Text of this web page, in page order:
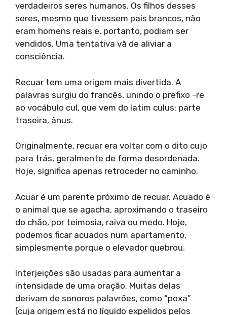
verdadeiros seres humanos. Os filhos desses
seres, mesmo que tivessem pais brancos, não
eram homens reais e, portanto, podiam ser
vendidos. Uma tentativa vã de aliviar a
consciência.
Recuar tem uma origem mais divertida. A
palavras surgiu do francês, unindo o prefixo -re
ao vocábulo cul, que vem do latim culus: parte
traseira, ânus.
Originalmente, recuar era voltar com o dito cujo
para trás, geralmente de forma desordenada.
Hoje, significa apenas retroceder no caminho.
Acuar é um parente próximo de recuar. Acuado é
o animal que se agacha, aproximando o traseiro
do chão, por teimosia, raiva ou medo. Hoje,
podemos ficar acuados num apartamento,
simplesmente porque o elevador quebrou.
Interjeições são usadas para aumentar a
intensidade de uma oração. Muitas delas
derivam de sonoros palavrões, como “poxa”
(cuja origem está no líquido expelidos pelos